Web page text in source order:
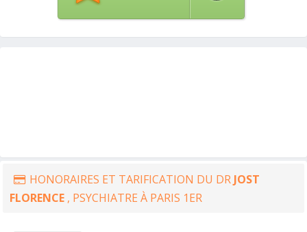
HONORAIRES ET TARIFICATION DU DR JOST
FLORENCE , PSYCHIATRE À PARIS 1ER